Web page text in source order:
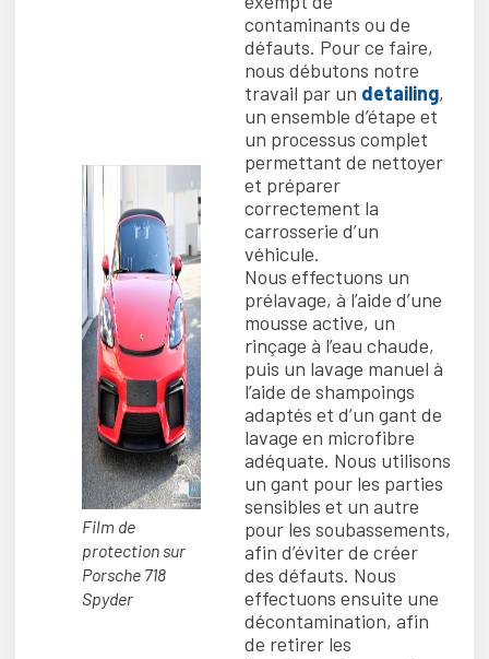
Film de
protection sur
Porsche 718
Spyder
contaminants ou de
défauts. Pour ce faire,
nous débutons notre
travail par un detailing,
un ensemble d’étape et
un processus complet
permettant de nettoyer
et préparer
correctement la
carrosserie d’un
véhicule.
Nous effectuons un
prélavage, à l’aide d’une
mousse active, un
rinçage à l’eau chaude,
puis un lavage manuel à
l’aide de shampoings
adaptés et d’un gant de
lavage en microfibre
adéquate. Nous utilisons
un gant pour les parties
sensibles et un autre
pour les soubassements,
afin d’éviter de créer
des défauts. Nous
effectuons ensuite une
décontamination, afin
de retirer les